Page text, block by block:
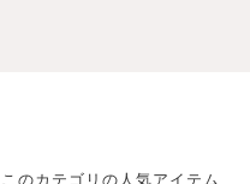
このカテゴリの人気アイテム